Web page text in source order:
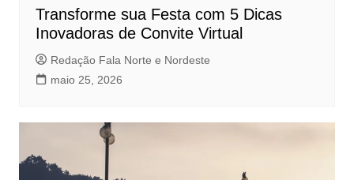
Transforme sua Festa com 5 Dicas
Inovadoras de Convite Virtual
Redação Fala Norte e Nordeste
maio 25, 2026